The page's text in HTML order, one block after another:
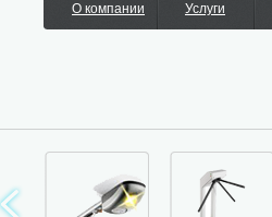
О компании
Услуги